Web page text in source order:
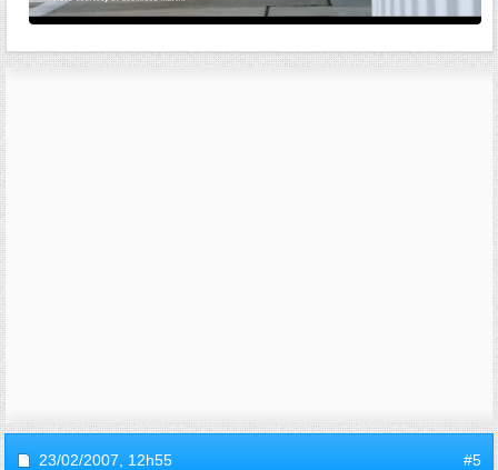
23/02/2007, 12h55 #5